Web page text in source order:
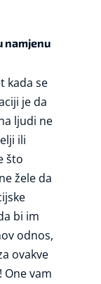
namjenu
kada se
je da
ljudi ne
ili
što
žele da
bi im
odnos,
ovakve
One vam